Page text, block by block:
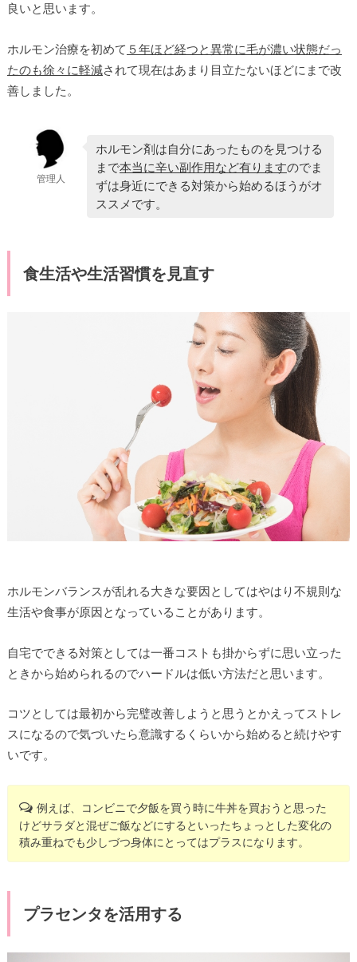
良いと思います。
ホルモン治療を初めて ５年ほど経つと異常に毛が濃い状態だっ
たのも徐々に軽減されて現在はあまり目立たないほどにまで改
善しました。
管理人
ホルモン剤は自分にあったものを見つける
まで本当に辛い副作用など有りますのでま
ずは身近にできる対策から始めるほうがオ
ススメです。
食生活や生活習慣を見直す
ホルモンバランスが乱れる大きな要因としてはやはり不規則な
生活や食事が原因となっていることがあります。
自宅でできる対策としては一番コストも掛からずに思い立った
ときから始められるのでハードルは低い方法だと思います。
コツとしては最初から完璧改善しようと思うとかえってストレ
スになるので気づいたら意識するくらいから始めると続けやす
いです。
例えば、コンビニで夕飯を買う時に牛丼を買おうと思った
けどサラダと混ぜご飯などにするといったちょっとした変化の
積み重ねでも少しづつ身体にとってはプラスになります。
プラセンタを活用する